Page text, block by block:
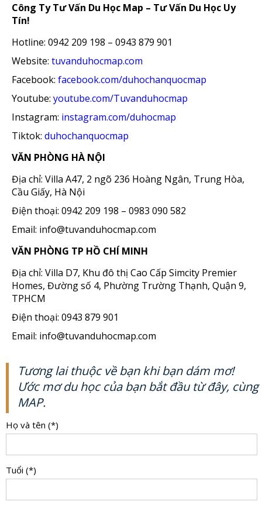
Công Ty Tư Vấn Du Học Map – Tư Vấn Du Học Uy
Tín!
Hotline: 0942 209 198 – 0943 879 901
Website: tuvanduhocmap.com
Facebook: facebook.com/duhochanquocmap
Youtube: youtube.com/Tuvanduhocmap
Instagram: instagram.com/duhocmap
Tiktok: duhochanquocmap
VĂN PHÒNG HÀ NỘI
Địa chỉ: Villa A47, 2 ngõ 236 Hoàng Ngân, Trung Hòa,
Cầu Giấy, Hà Nội
Điện thoại: 0942 209 198 – 0983 090 582
Email: info@tuvanduhocmap.com
VĂN PHÒNG TP HỒ CHÍ MINH
Địa chỉ: Villa D7, Khu đô thị Cao Cấp Simcity Premier
Homes, Đường số 4, Phường Trường Thạnh, Quận 9,
TPHCM
Điện thoại: 0943 879 901
Email: info@tuvanduhocmap.com
Tương lai thuộc về bạn khi bạn dám mơ!
Ước mơ du học của bạn bắt đầu từ đây, cùng
MAP.
Họ và tên (*)
Tuổi (*)